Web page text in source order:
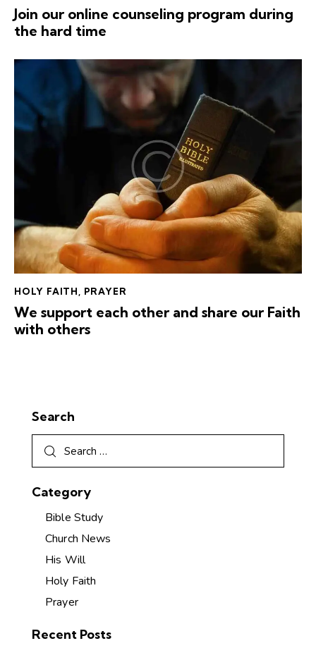
Join our online counseling program during
the hard time
HOLY FAITH PRAYER
We support each other and share our Faith
with others
Search
Category
Bible Study
Church News
His Will
Holy Faith
Prayer
Recent Posts